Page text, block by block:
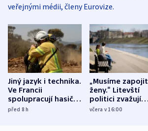
veřejnými médii, členy Eurovize.
Jiný jazyk i technika.
Ve Francii
spolupracují hasiči z
různých zemí
před 8h
„Musíme zapojit
ženy.“ Litevští
politici zvažují
dohodu o
včera v 16:00